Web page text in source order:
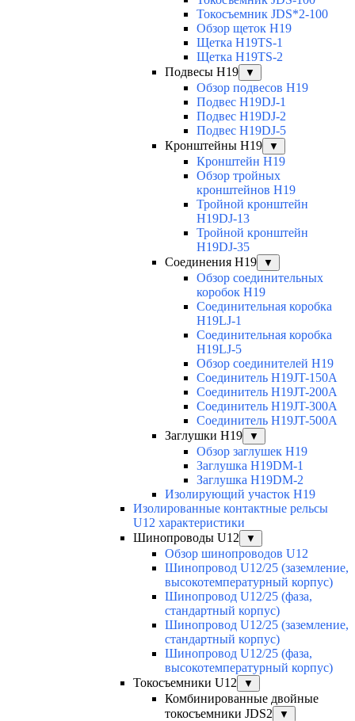
Токосъемник JDS*2-100
Обзор щеток H19
Щетка H19TS-1
Щетка H19TS-2
Подвесы H19
▼
Обзор подвесов H19
Подвес H19DJ-1
Подвес H19DJ-2
Подвес H19DJ-5
Кронштейны H19
▼
Кронштейн H19
Обзор тройных
кронштейнов H19
Тройной кронштейн
H19DJ-13
Тройной кронштейн
H19DJ-35
Соединения H19
▼
Обзор соединительных
коробок H19
Соединительная коробка
H19LJ-1
Соединительная коробка
H19LJ-5
Обзор соединителей H19
Соединитель H19JT-150A
Соединитель H19JT-200A
Соединитель H19JT-300A
Соединитель H19JT-500A
Заглушки H19
▼
Обзор заглушек H19
Заглушка H19DM-1
Заглушка H19DM-2
Изолирующий участок H19
Изолированные контактные рельсы
U12 характеристики
Шинопроводы U12
▼
Обзор шинопроводов U12
Шинопровод U12/25 (заземление,
высокотемпературный корпус)
Шинопровод U12/25 (фаза,
стандартный корпус)
Шинопровод U12/25 (заземление,
стандартный корпус)
Шинопровод U12/25 (фаза,
высокотемпературный корпус)
Токосъемники U12
▼
Комбинированные двойные
токосъемники JDS2
▼